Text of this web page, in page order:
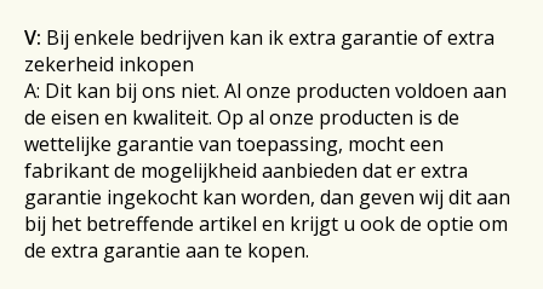
V: Bij enkele bedrijven kan ik extra garantie of extra
zekerheid inkopen
A: Dit kan bij ons niet. Al onze producten voldoen aan
de eisen en kwaliteit. Op al onze producten is de
wettelijke garantie van toepassing, mocht een
fabrikant de mogelijkheid aanbieden dat er extra
garantie ingekocht kan worden, dan geven wij dit aan
bij het betreffende artikel en krijgt u ook de optie om
de extra garantie aan te kopen.